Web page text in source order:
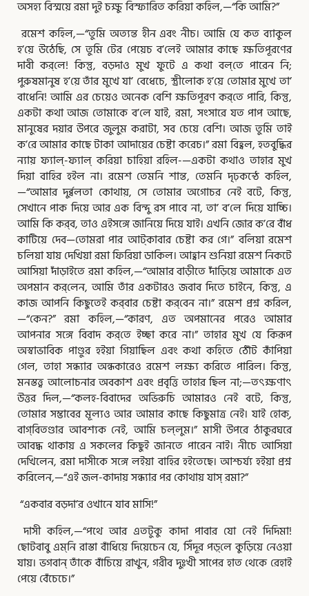
অসহ্য বিস্ময়ে রমা দুই চক্ষু বিস্ফারিত করিয়া কহিল,—“কি আমি?”
রমেশ কহিল,—“তুমি অত্যন্ত হীন এবং নীচ। আমি যে কত ব্যাকুল
হ’য়ে উঠেছি, সে তুমি টের পেয়েচ ব’লেই আমার কাছে ক্ষতিপূরণের
দাবী কর্‌লে! কিন্তু, বড়দাওমুখ ফুটে এ কথা বল্‌তে পারেন নি;
পুরুষমানুষ হ’য়ে তাঁর মুখে যা’ বেধেচে, স্ত্রীলোক হ’য়ে তোমার মুখে তা’
বাধেনি! আমি এর চেয়েও অনেক বেশি ক্ষতিপূরণ কর্‌তে পারি, কিন্তু,
একটা কথা আজ তোমাকে ব’লে যাই, রমা, সংসারে যত পাপ আছে,
মানুষের দয়ার উপরে জুলুম করাটা, সব চেয়ে বেশি। আজ তুমি তাই
ক’রে আমার কাছে টাকা আদায়ের চেষ্টা করেচ।” রমা বিহ্বল, হতবুদ্ধির
ন্যায় ফ্যাল্‌-ফ্যাল্‌ করিয়া চাহিয়া রহিল-—একটা কথাও তাহার মুখ
দিয়া বাহির হইল না। রমেশ তেমনি শান্ত, তেমনি দৃঢ়কন্ঠে কহিল,
—“আমার দুর্ব্বলতা কোথায়, সে তোমার অগোচর নেই বটে, কিন্তু,
সেখানে পাক দিয়ে আর এক বিন্দু রস পাবে না, তা’ ব’লে দিয়ে যাচ্চি।
আমি কি কর্‌ব, তাও এইসঙ্গে জানিয়ে দিয়ে যাই। এখনি জোর ক’রে বাঁধ
কাটিয়ে দেব—তোমরা পার আট্‌কাবার চেষ্টা কর গে।” বলিয়া রমেশ
চলিয়া যায় দেখিয়া রমা ফিরিয়া ডাকিল। আহ্বান শুনিয়া রমেশ নিকটে
আসিয়া দাঁড়াইতে রমা কহিল,—“আমার বাড়ীতে দাঁড়িয়ে আমাকে এত
অপমান কর্‌লেন, আমি তাঁর একটারও জবাব দিতে চাইনে, কিন্তু, এ
কাজ আপনি কিছুতেই কর্‌বার চেষ্টা কর্‌বেন না।” রমেশ প্রশ্ন করিল,
—“কেন?” রমা কহিল,—“কারণ, এত অপমানের পরেও আমার
আপনার সঙ্গে বিবাদ কর্‌তে ইচ্ছা করে না।” তাহার মুখ যে কিরূপ
অস্বাভাবিক পাণ্ডুর হইয়া গিয়াছিল এবং কথা কহিতে ঠোঁট কাঁপিয়া
গেল, তাহা সন্ধ্যারঅন্ধকারেও রমেশ লক্ষ্য করিতে পারিল। কিন্তু,
মনস্তত্ত্ব আলোচনার অবকাশ এবং প্রবৃত্তি তাহার ছিল না;—তৎক্ষণাৎ
উত্তর দিল,—“কলহ-বিবাদের অভিরুচি আমারও নেই বটে, কিন্তু,
তোমার সম্ভাবের মূল্যও আর আমার কাছে কিছুমাত্র নেই। যাই হোক্‌,
বাগ্‌বিতণ্ডার আবশ্যক নেই, আমি চল্‌লুম।” মাসী উপরে ঠাকুরঘরে
আবদ্ধ থাকায় এ সকলের কিছুই জানতে পারেন নাই। নীচে আসিয়া
দেখিলেন, রমা দাসীকে সঙ্গে লইয়া বাহির হইতেছে। আশ্চর্য্য হইয়া প্রশ্ন
করিলেন,—“এই জল-কাদায় সন্ধ্যার পর কোথায় যাস্‌ রমা?”
“একবার বড়দা’র ওখানে যাব মাসি!”
দাসী কহিল,—“পথে আর এতটুকু কাদা পাবার যো নেই দিদিমা!
ছোটবাবু এম্‌নি রাস্তা বাঁধিয়ে দিয়েচেন যে, সিঁদূর পড়্‌লে কুড়িয়ে নেওয়া
যায়। ভগবান্‌ তাঁকে বাঁচিয়ে রাখুন, গরীব দুঃখী সাপের হাত থেকে রেহাই
পেয়ে বেঁচেচে।”